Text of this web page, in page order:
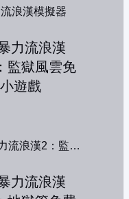
流浪漢模擬器
暴力流浪漢2：監獄風雲